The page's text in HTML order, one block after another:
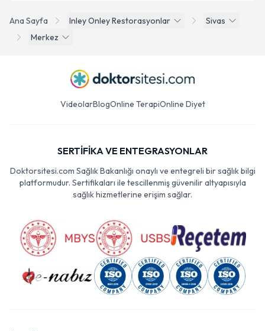
Ana Sayfa Inley Onley Restorasyonlar
Sivas
Merkez
VideolarBlogOnline TerapiOnline Diyet
SERTİFİKA VE ENTEGRASYONLAR
Doktorsitesi.com Sağlık Bakanlığı onaylı ve entegreli bir sağlık bilgi
platformudur. Sertifikaları ile tescillenmiş güvenilir altyapısıyla
sağlık hizmetlerine erişim sağlar.